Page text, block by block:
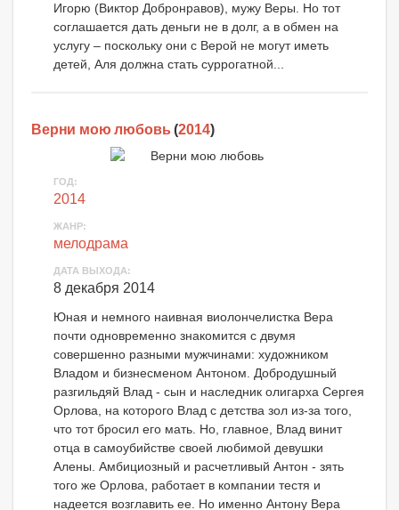
Игорю (Виктор Добронравов), мужу Веры. Но тот
соглашается дать деньги не в долг, а в обмен на
услугу – поскольку они с Верой не могут иметь
детей, Аля должна стать суррогатной...
Верни мою любовь (2014)
ГОД:
2014
ЖАНР:
мелодрама
ДАТА ВЫХОДА:
8 декабря 2014
Юная и немного наивная виолончелистка Вера
почти одновременно знакомится с двумя
совершенно разными мужчинами: художником
Владом и бизнесменом Антоном. Добродушный
разгильдяй Влад - сын и наследник олигарха Сергея
Орлова, на которого Влад с детства зол из-за того,
что тот бросил его мать. Но, главное, Влад винит
отца в самоубийстве своей любимой девушки
Алены. Амбициозный и расчетливый Антон - зять
того же Орлова, работает в компании тестя и
надеется возглавить ее. Но именно Антону Вера